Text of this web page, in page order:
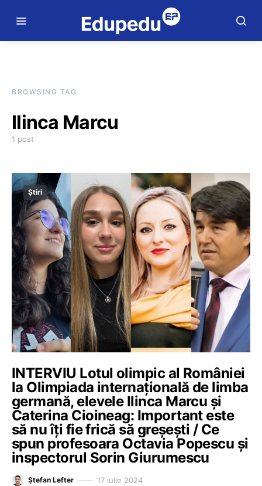
BROWSING TAG
Ilinca Marcu
1 post
Știri
INTERVIU Lotul olimpic al României
la Olimpiada internațională de limba
germană, elevele Ilinca Marcu și
Caterina Cioineag: Important este
să nu îți fie frică să greșești / Ce
spun profesoara Octavia Popescu și
inspectorul Sorin Giurumescu
Ștefan Lefter 17 iulie 2024